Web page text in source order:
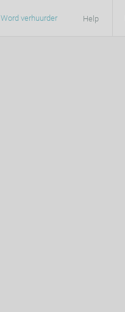
Word verhuurder Help